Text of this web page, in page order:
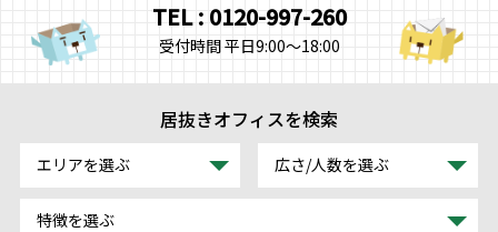
TEL : 0120-997-260
受付時間 平日9:00～18:00
居抜きオフィスを検索
エリアを選ぶ 広さ/人数を選ぶ
特徴を選ぶ